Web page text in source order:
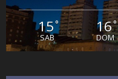
15°
SAB
16°
DOM